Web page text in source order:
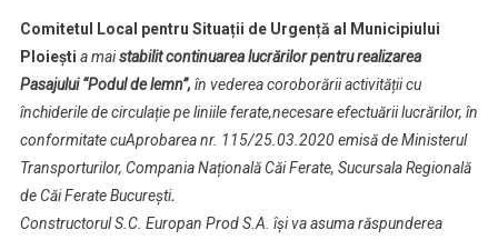
Comitetul Local pentru Situații de Urgență al
Municipiului
Ploiești a maistabilit continuarea lucrărilor pentru realizarea
Pasajului “Podul de lemn”, în vederea coroborării activității cu
închiderile de circulație pe liniile ferate,necesare efectuării lucrărilor, în
conformitate cuAprobarea nr. 115/25.03.2020 emisă de Ministerul
Transporturilor, Compania Națională Căi Ferate, Sucursala Regională
de Căi Ferate București.
Constructorul S.C. Europan Prod S.A. își va asuma răspunderea